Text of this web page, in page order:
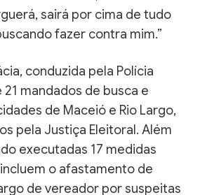
sairá por cima de tudo
fazer contra mim.”
conduzida pela Polícia
mandados de busca e
de Maceió e Rio Largo,
pela Justiça Eleitoral. Além
executadas 17 medidas
o afastamento de
de vereador por suspeitas